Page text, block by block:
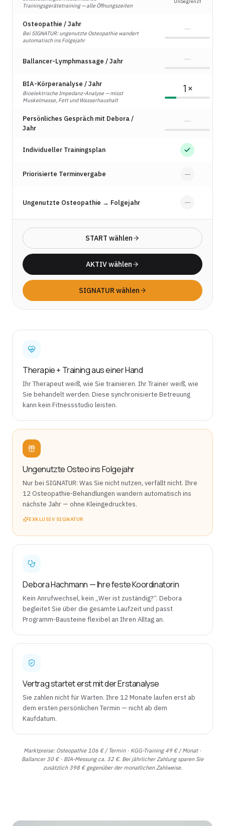
Trainingsgerätetraining — alle Öffnungszeiten
Osteopathie / Jahr
Bei SIGNATUR: ungenutzte Osteopathie wandert
automatisch ins Folgejahr
—
Ballancer-Lymphmassage / Jahr —
BIA-Körperanalyse / Jahr
Bioelektrische Impedanz-Analyse — misst
Muskelmasse, Fett und Wasserhaushalt
1×
Persönliches Gespräch mit Debora /
Jahr
—
Individueller Trainingsplan
Priorisierte Terminvergabe —
Ungenutzte Osteopathie → Folgejahr —
START wählen
AKTIV wählen
SIGNATUR wählen
Therapie + Training aus einer Hand
Ihr Therapeut weiß, wie Sie trainieren. Ihr Trainer weiß, wie
Sie behandelt werden. Diese synchronisierte Betreuung
kann kein Fitnessstudio leisten.
Ungenutzte Osteo ins Folgejahr
Nur bei SIGNATUR: Was Sie nicht nutzen, verfällt nicht. Ihre
12 Osteopathie-Behandlungen wandern automatisch ins
nächste Jahr — ohne Kleingedrucktes.
EXKLUSIV SIGNATUR
Debora Hachmann — Ihre feste Koordinatorin
Kein Anrufwechsel, kein „Wer ist zuständig?“. Debora
begleitet Sie über die gesamte Laufzeit und passt
Programm-Bausteine flexibel an Ihren Alltag an.
Vertrag startet erst mit der Erstanalyse
Sie zahlen nicht für Warten. Ihre 12 Monate laufen erst ab
dem ersten persönlichen Termin — nicht ab dem
Kaufdatum.
Marktpreise: Osteopathie 106 € / Termin · KGG-Training 49 € / Monat ·
Ballancer 30 € · BIA-Messung ca. 32 €. Bei jährlicher Zahlung sparen Sie
zusätzlich 398 € gegenüber der monatlichen Zahlweise.